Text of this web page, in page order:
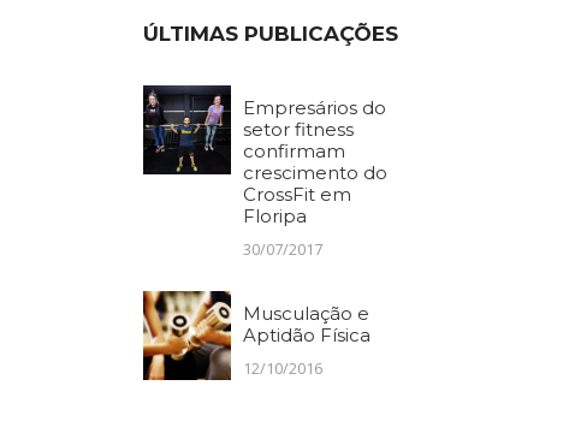
ÚLTIMAS PUBLICAÇÕES
Empresários do
setor fitness
confirmam
crescimento do
CrossFit em
Floripa
30/07/2017
Musculação e
Aptidão Física
12/10/2016